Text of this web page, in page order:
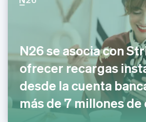
N26 se asocia con
ofrecer recargas
desde la cuenta
más de 7 millones
Chipre
English
Emiratos Árabes Unidos
English
Eslovaquia
Eslovenia
Italiano